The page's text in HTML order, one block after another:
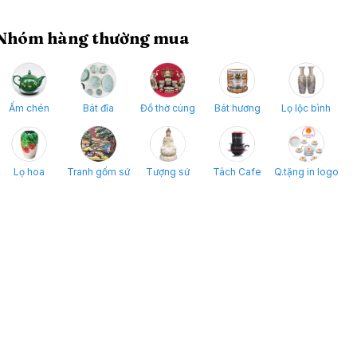
hàng thường mua
Ấm chén Bát đĩa Đồ thờ cúng Bát hương Lọ lộc bình
Lọ hoa Tranh gốm sứ Tượng sứ Tách Cafe Q.tặng in logo